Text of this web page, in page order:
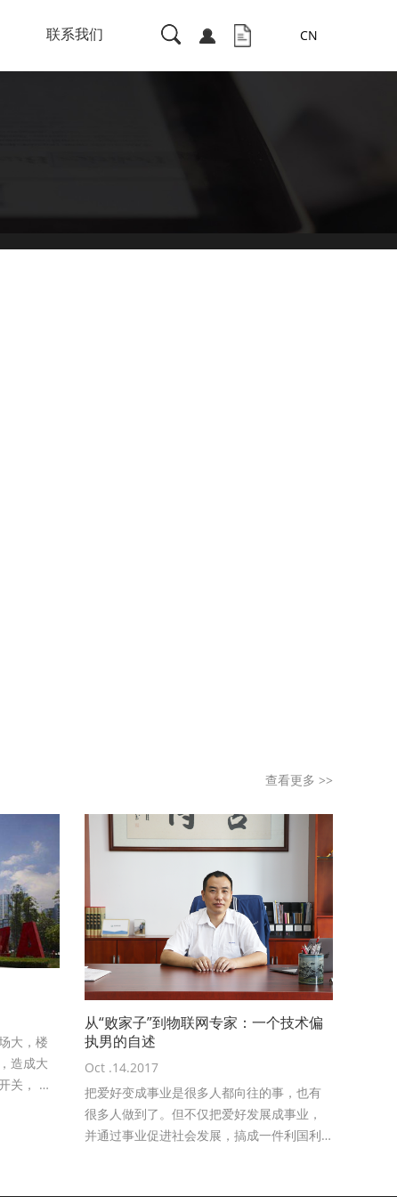
CN
联系我们
查看更多 >>
大，楼
造成大
关， 一
从“败家子”到物联网专家：一个技术偏
执男的自述
Oct .14.2017
把爱好变成事业是很多人都向往的事，也有
很多人做到了。但不仅把爱好发展成事业，
并通过事业促进社会发展，搞成一件利国利